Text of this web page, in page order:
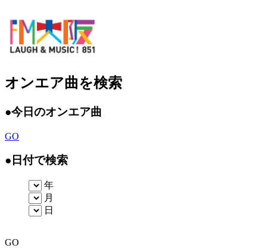
オンエア曲を検索
●今日のオンエア曲
GO
● 日付で検索
年
月
日
GO